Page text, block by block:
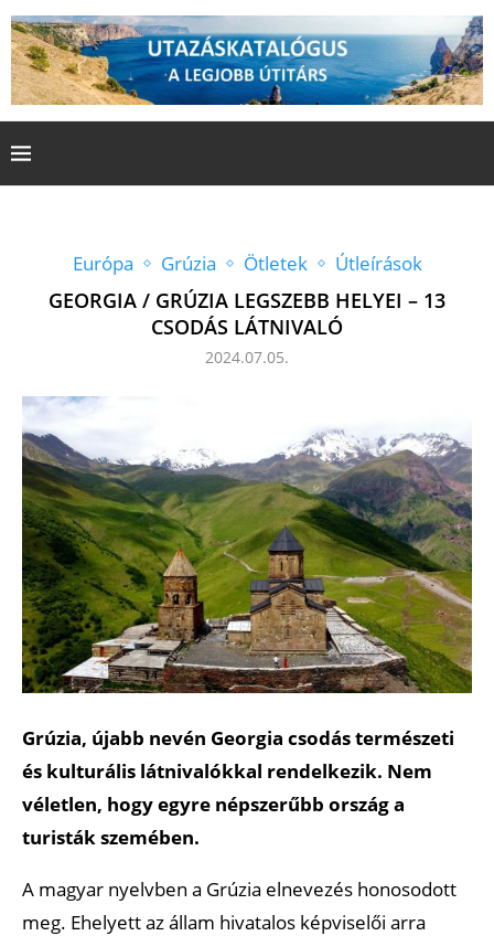
Európa Grúzia Ötletek Útleírások
GEORGIA / GRÚZIA LEGSZEBB HELYEI – 13
CSODÁS LÁTNIVALÓ
2024.07.05.
Grúzia, újabb nevén Georgia csodás természeti
és kulturális látnivalókkal rendelkezik. Nem
véletlen, hogy egyre népszerűbb ország a
turisták szemében.
A magyar nyelvben a Grúzia elnevezés honosodott
meg. Ehelyett az állam hivatalos képviselői arra